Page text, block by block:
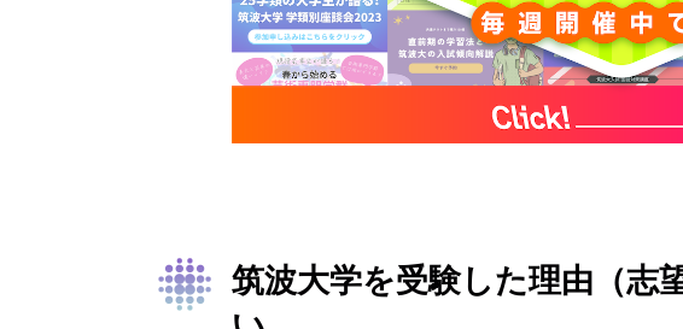
筑波大学を受験した理由（志